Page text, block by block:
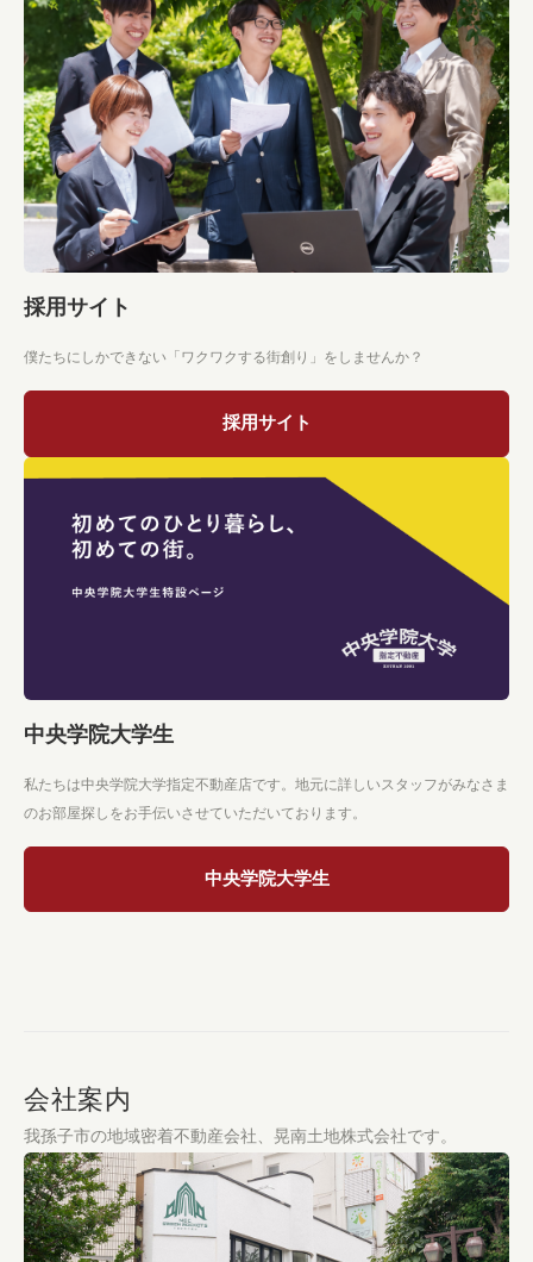
採用サイト
僕たちにしかできない「ワクワクする街創り」をしませんか？
採用サイト
中央学院大学生
私たちは中央学院大学指定不動産店です。地元に詳しいスタッフがみなさま
のお部屋探しをお手伝いさせていただいております。
中央学院大学生
会社案内
我孫子市の地域密着不動産会社、晃南土地株式会社です。